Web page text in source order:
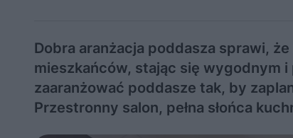
Dobra aranżacja poddasza sprawi,
mieszkańców, stając się wygodnym
zaaranżować poddasze tak, by
Przestronny salon, pełna słońca